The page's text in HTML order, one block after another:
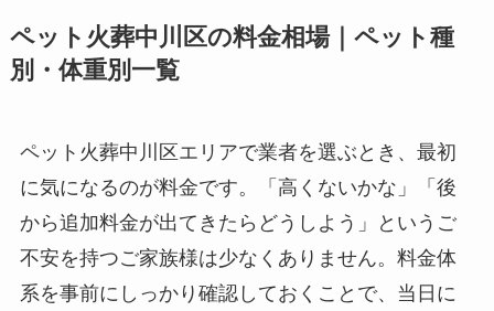
ペット火葬中川区の料金相場｜ペット種
別・体重別一覧
ペット火葬中川区エリアで業者を選ぶとき、最初
に気になるのが料金です。「高くないかな」「後
から追加料金が出てきたらどうしよう」というご
不安を持つご家族様は少なくありません。料金体
系を事前にしっかり確認しておくことで、当日に